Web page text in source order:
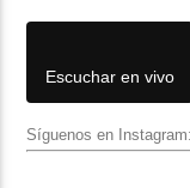
Escuchar en vivo
Síguenos en